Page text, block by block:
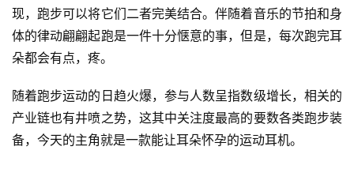
现，跑步可以将它们二者完美结合。伴随着音乐的节拍和身
体的律动翩翩起跑是一件十分惬意的事，但是，每次跑完耳
朵都会有点，疼。
随着跑步运动的日趋火爆，参与人数呈指数级增长，相关的
产业链也有井喷之势，这其中关注度最高的要数各类跑步装
备，今天的主角就是一款能让耳朵怀孕的运动耳机。